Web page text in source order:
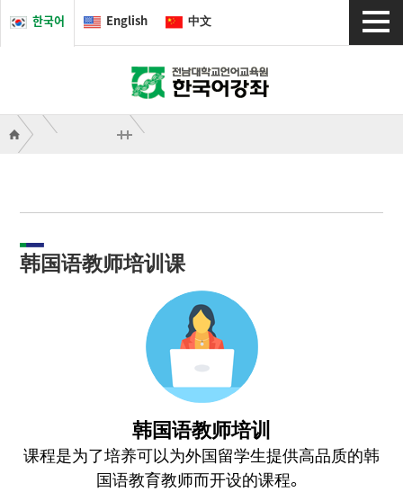
한국어 English 中文
韩国语教师培训课
韩国语教师培训
课程是为了培养可以为外国留学生提供高品质的韩
国语教育教师而开设的课程。